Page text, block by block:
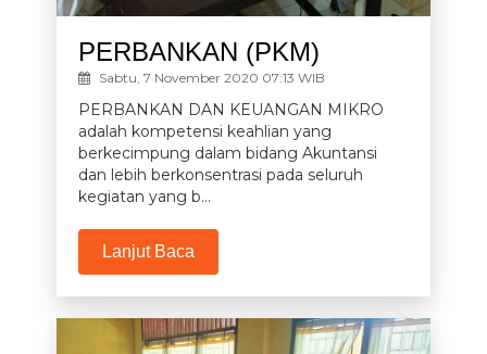
PERBANKAN (PKM)
Sabtu, 7 November 2020 07:13 WIB
PERBANKAN DAN KEUANGAN MIKRO
adalah kompetensi keahlian yang
berkecimpung dalam bidang Akuntansi
dan lebih berkonsentrasi pada seluruh
kegiatan yang b...
Lanjut Baca